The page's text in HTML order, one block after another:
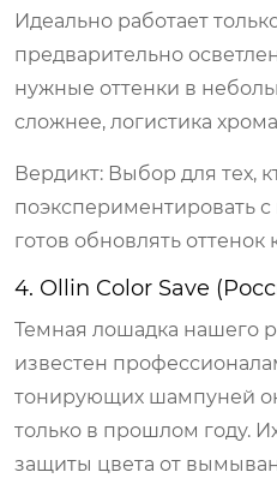
Идеально работает
предварительно
нужные оттенки в
сложнее, логистика
Вердикт: Выбор для тех,
поэкспериментировать
готов обновлять
4. Ollin Color Save
Темная лошадка нашего
известен
тонирующих шампуней
только в прошлом году.
защиты цвета от